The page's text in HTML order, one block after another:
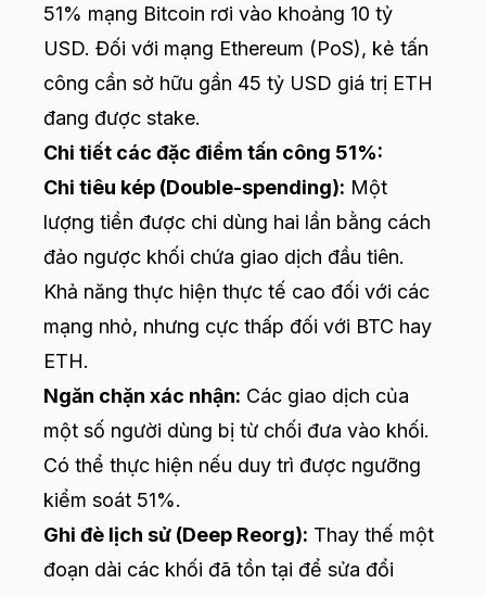
51% mạng Bitcoin rơi vào khoảng 10 tỷ
USD. Đối với mạng Ethereum (PoS), kẻ tấn
công cần sở hữu gần 45 tỷ USD giá trị ETH
đang được stake.
Chi tiết các đặc điểm tấn công 51%:
Chi tiêu kép (Double-spending): Một
lượng tiền được chi dùng hai lần bằng cách
đảo ngược khối chứa giao dịch đầu tiên.
Khả năng thực hiện thực tế cao đối với các
mạng nhỏ, nhưng cực thấp đối với BTC hay
ETH.
Ngăn chặn xác nhận: Các giao dịch của
một số người dùng bị từ chối đưa vào khối.
Có thể thực hiện nếu duy trì được ngưỡng
kiểm soát 51%.
Ghi đè lịch sử (Deep Reorg): Thay thế một
đoạn dài các khối đã tồn tại để sửa đổi